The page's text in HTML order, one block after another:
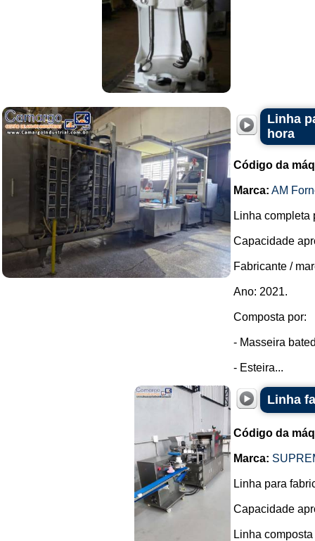
Linha
hora
Código da
Marca: AM
Linha completa
Capacidade
Fabricante /
Ano: 2021.
Composta por:
- Masseira
- Esteira...
Linha
Código da
Marca:
Linha para
Capacidade
Linha